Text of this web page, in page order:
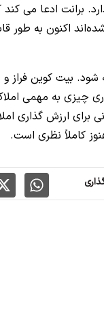
اکنون به طور
شود. بیت کوین فراز
چیزی به مهمی
برای ارزش گذاری
کاملاً نظری است.